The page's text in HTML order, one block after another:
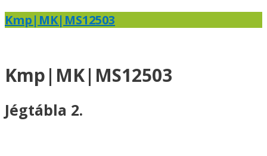
Kmp|MK|MS12503
Kmp|MK|MS12503
Jégtábla 2.